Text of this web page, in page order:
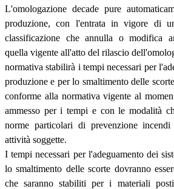
L'omologazione decade pure
produzione, con l'entrata in vigore di
classificazione che annulla o modifica
quella vigente all'atto del rilascio
normativa stabilirà i tempi necessari per
produzione e per lo smaltimento delle
conforme alla normativa vigente al
ammesso per i tempi e con le modalità
norme particolari di prevenzione
attività soggette.
I tempi necessari per l'adeguamento dei
lo smaltimento delle scorte dovranno
che saranno stabiliti per i materiali